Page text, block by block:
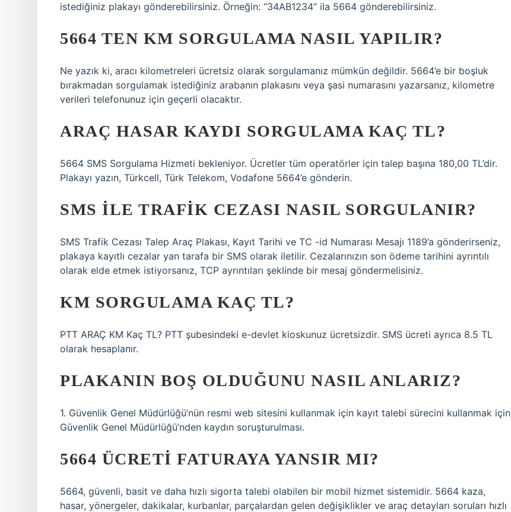
istediğiniz plakayı gönderebilirsiniz. Örneğin: “34AB1234” ila 5664 gönderebilirsiniz.
5664 TEN KM SORGULAMA NASIL YAPILIR?
Ne yazık ki, aracı kilometreleri ücretsiz olarak sorgulamanız mümkün değildir. 5664’e bir boşluk
bırakmadan sorgulamak istediğiniz arabanın plakasını veya şasi numarasını yazarsanız, kilometre
verileri telefonunuz için geçerli olacaktır.
ARAÇ HASAR KAYDI SORGULAMA KAÇ TL?
5664 SMS Sorgulama Hizmeti bekleniyor. Ücretler tüm operatörler için talep başına 180,00 TL’dir.
Plakayı yazın, Türkcell, Türk Telekom, Vodafone 5664’e gönderin.
SMS ILE TRAFIK CEZASI NASIL SORGULANIR?
SMS Trafik Cezası Talep Araç Plakası, Kayıt Tarihi ve TC -id Numarası Mesajı 1189’a gönderirseniz,
plakaya kayıtlı cezalar yan tarafa bir SMS olarak iletilir. Cezalarınızın son ödeme tarihini ayrıntılı
olarak elde etmek istiyorsanız, TCP ayrıntıları şeklinde bir mesaj göndermelisiniz.
KM SORGULAMA KAÇ TL?
PTT ARAÇ KM Kaç TL? PTT şubesindeki e-devlet kioskunuz ücretsizdir. SMS ücreti ayrıca 8.5 TL
olarak hesaplanır.
PLAKANIN BOŞ OLDUĞUNU NASIL ANLARIZ?
1. Güvenlik Genel Müdürlüğü’nün resmi web sitesini kullanmak için kayıt talebi sürecini kullanmak için
Güvenlik Genel Müdürlüğü’nden kaydın soruşturulması.
5664 ÜCRETI FATURAYA YANSIR MI?
5664, güvenli, basit ve daha hızlı sigorta talebi olabilen bir mobil hizmet sistemidir. 5664 kaza,
hasar, yönergeler, dakikalar, kurbanlar, parçalardan gelen değişiklikler ve araç detayları soruları hızlı